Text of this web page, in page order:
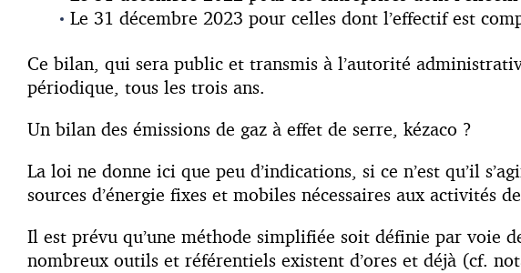
Le 31 décembre 2023 pour celles dont l’effectif est
Ce bilan, qui sera public et transmis à l’autorité
périodique, tous les trois ans.
Un bilan des émissions de gaz à effet de serre, kézaco ?
La loi ne donne ici que peu d’indications, si ce n’est qu’il
sources d’énergie fixes et mobiles nécessaires aux activités
Il est prévu qu’une méthode simplifiée soit définie par voie
nombreux outils et référentiels existent d’ores et déjà (cf.